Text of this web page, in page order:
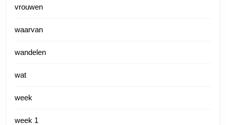
vrouwen
waarvan
wandelen
wat
week
week 1